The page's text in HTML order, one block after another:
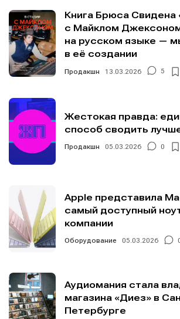
Книга Брюса Свидена
с Майклом
на русском языке —
в её создании
Продакшн 13.03.2026 5
Жестокая правда:
способ сводить
Продакшн 05.03.2026 0
Apple представила
самый доступный
компании
Оборудование 05.03.2026
Аудиомания стала
магазина «Диез» в
Петербурге